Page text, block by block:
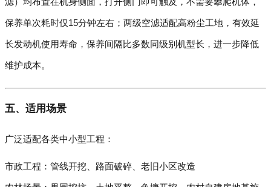
保养单次耗时仅15分钟左右；两级空滤适配高粉尘工地，有效延
长发动机使用寿命，保养间隔比多数同级别机型长，进一步降低
维护成本。
五、适用场景
广泛适配各类中小型工程：
市政工程：管线开挖、路面破碎、老旧小区改造